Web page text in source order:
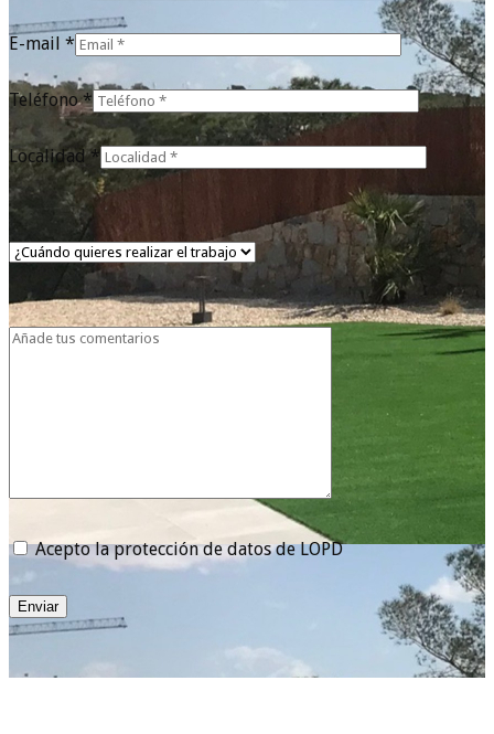
E-mail *
Teléfono *
Localidad *
Acepto la protección de datos de LOPD
Enviar